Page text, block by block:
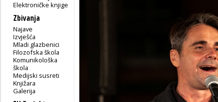
Elektroničke knjige
Zbivanja
Najave
Izvješća
Mladi glazbenici
Filozofska škola
Komunikološka
škola
Medijski susreti
Knjižara
Galerija